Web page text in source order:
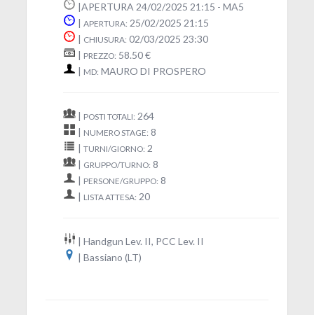
|APERTURA 24/02/2025 21:15 - MA5
|APERTURA: 25/02/2025 21:15
| CHIUSURA: 02/03/2025 23:30
| PREZZO: 58.50 €
| MD: MAURO DI PROSPERO
| POSTI TOTALI: 264
| NUMERO STAGE: 8
|TURNI/GIORNO: 2
| GRUPPO/TURNO: 8
| PERSONE/GRUPPO: 8
| LISTA ATTESA: 20
| Handgun Lev. II, PCC Lev. II
| Bassiano (LT)